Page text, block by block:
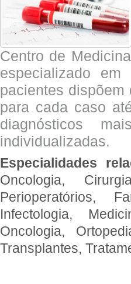
Centro de
especializado
pacientes
para cada caso
diagnósticos
individualizadas.
Especialidades
Oncologia,
Perioperatórios,
Infectologia,
Oncologia,
Transplantes,